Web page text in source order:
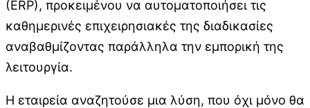
(ERP), προκειμένου να αυτοματοποιήσει τις
καθημερινές επιχειρησιακές της διαδικασίες
αναβαθμίζοντας παράλληλα την εμπορική της
λειτουργία.
H εταιρεία αναζητούσε μια λύση, που όχι μόνο θα